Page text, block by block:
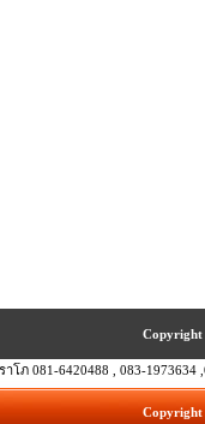
Copyright
081-6420488 , 083-1973634
Copyright